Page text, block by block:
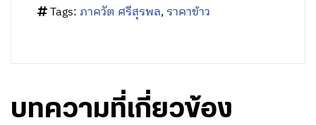
Tags:ภาควัต ศรีสุรพล,ราคาข้าว
บทความที่เกี่ยวข้อง